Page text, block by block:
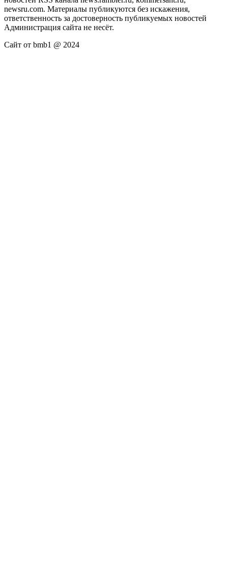
newsru.com. Материалы публикуются без искажения,
ответственность за достоверность публикуемых новостей
Администрация сайта не несёт.
Сайт от bmb1 @ 2024